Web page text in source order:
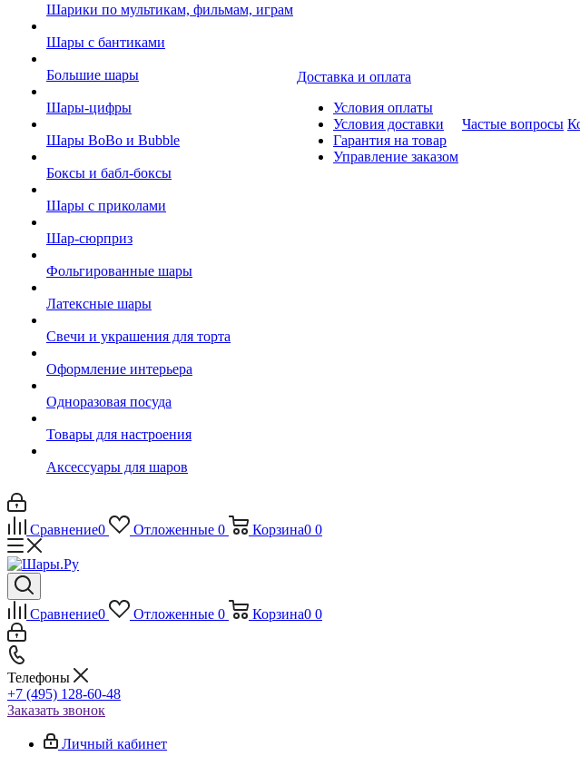
Шарики по мультикам, фильмам, играм
Шары с бантиками
Большие шары
Шары-цифры
Шары BoBo и Bubble
Боксы и бабл-боксы
Шары с приколами
Шар-сюрприз
Фольгированные шары
Латексные шары
Свечи и украшения для торта
Оформление интерьера
Одноразовая посуда
Товары для настроения
Аксессуары для шаров
Доставка и оплата
Условия оплаты
Условия доставки
Гарантия на товар
Управление заказом
Частые вопросы
Сравнение0 Отложенные 0 Корзина0 0
Сравнение0 Отложенные 0 Корзина0 0
Телефоны
+7 (495) 128-60-48
Заказать звонок
Личный кабинет